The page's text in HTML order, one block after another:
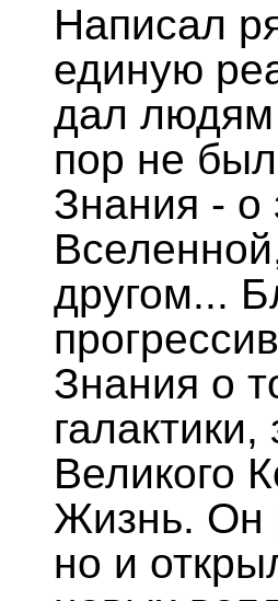
Написал
единую
дал людям
пор не
Знания - о
другом...
Знания о
Великого
Жизнь. Он
но и